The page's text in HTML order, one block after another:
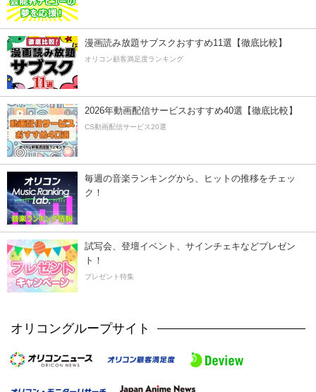
漫画読み放題サブスクおすすめ11選【徹底比較】
オリコン顧客満足度ランキング
2026年動画配信サービスおすすめ40選【徹底比較】
CS動画配信サービス20選
毎週の音楽ランキングから、ヒットの推移をチェッ
ク！
試写会、登壇イベント、サインチェキなどプレゼン
ト！
プレゼント特集
オリコングループサイト